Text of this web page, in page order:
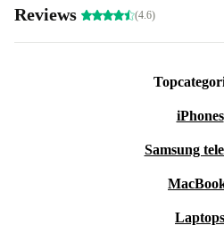
Reviews (4.6)
iPhones
Samsung
Laptops